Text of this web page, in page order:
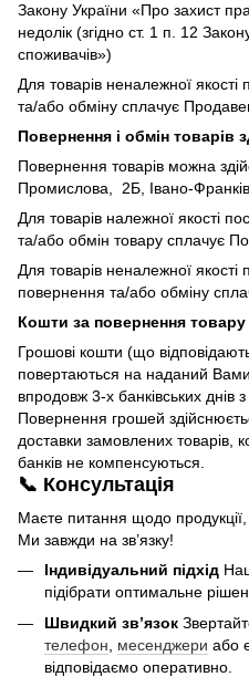
Закону України «Про захист
недолік (згідно ст. 1 п. 12
споживачів»)
Для товарів неналежної
та/або обміну сплачує
Повернення і обмін товарів
Повернення товарів можна
Промислова, 2Б, Івано-
Для товарів належної якості
та/або обмін товару сплачує
Для товарів неналежної якості
повернення та/або обміну
Кошти за повернення
Грошові кошти (що
повертаються на наданий
впродовж 3-х банківських днів
Повернення грошей
доставки замовлених товарів,
банків не компенсуються.
📞 Консультація
Маєте питання щодо
Ми завжди на зв’язку!
Індивідуальний підхід
підібрати оптимальне
Швидкий зв’язок
телефон
месенджери або
відповідаємо оперативно.